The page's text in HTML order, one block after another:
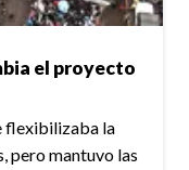
el proyecto
flexibilizaba la
pero mantuvo las